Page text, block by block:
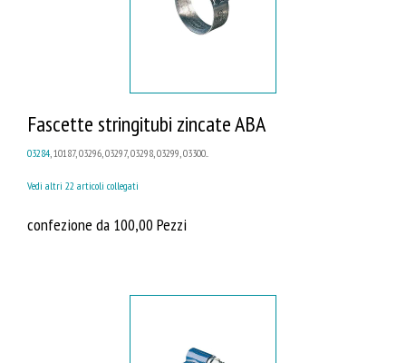
Fascette stringitubi zincate ABA
03284 , 10187, 03296, 03297, 03298, 03299, 03300...
Vedi altri 22 articoli collegati
confezione da 100,00 Pezzi